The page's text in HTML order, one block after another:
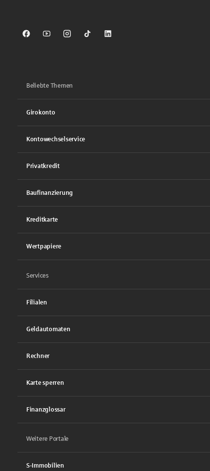
Sparkasse auf Facebook
Sparkasse auf Youtube
Sparkasse auf Instagram
Sparkasse auf TikTok
Sparkasse auf LinkedIn
Beliebte Themen
Girokonto
Kontowechselservice
Privatkredit
Baufinanzierung
Kreditkarte
Wertpapiere
Services
Filialen
Geldautomaten
Rechner
Karte sperren
Finanzglossar
Weitere Portale
S-Immobilien